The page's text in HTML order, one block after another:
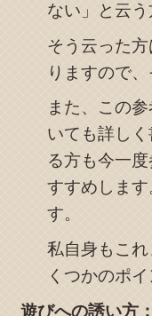
ない」と云
そう云った
りますので
また、この
いても詳し
る方も今一
すすめしま
す。
私自身もこ
くつかのポ
遊びへの誘い方